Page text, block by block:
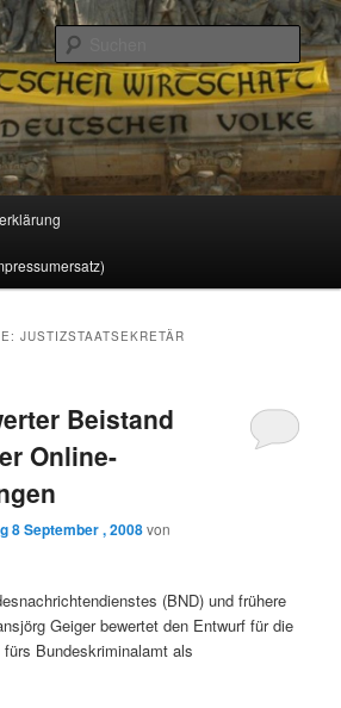
und Gesellschaft
JUSTIZSTAATSEKRETÄR
Beistand
Online-
8 September , 2008von
(BND) und frühere
Geiger bewertet den Entwurf für die
Bundeskriminalamt als